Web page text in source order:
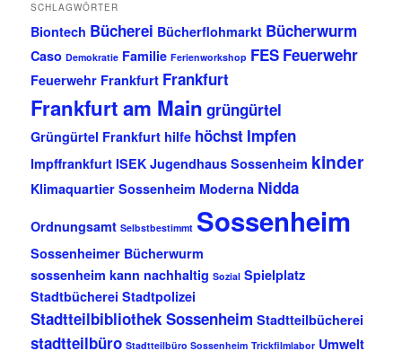
SCHLAGWÖRTER
Biontech Bücherei Bücherflohmarkt Bücherwurm
Caso Demokratie Familie Ferienworkshop FES Feuerwehr
Feuerwehr Frankfurt Frankfurt
Frankfurt am Main grüngürtel
Grüngürtel Frankfurt hilfe höchst Impfen
Impffrankfurt ISEK Jugendhaus Sossenheim kinder
Klimaquartier Sossenheim Moderna Nidda
Ordnungsamt Selbstbestimmt Sossenheim
Sossenheimer Bücherwurm
sossenheim kann nachhaltig Sozial Spielplatz
Stadtbücherei Stadtpolizei
Stadtteilbibliothek Sossenheim Stadtteilbücherei
stadtteilbüro Stadtteilbüro Sossenheim Trickfilmlabor Umwelt